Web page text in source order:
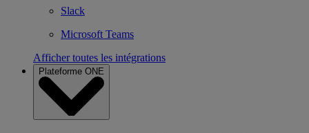
Slack
Microsoft Teams
Afficher toutes les intégrations
Plateforme ONE